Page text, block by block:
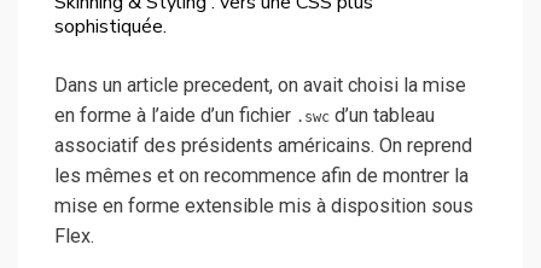
sophistiquée.
Dans un article precedent, on avait choisi la mise
en forme à l’aide d’un fichier .swc d’un tableau
associatif des présidents américains. On reprend
les mêmes et on recommence afin de montrer la
mise en forme extensible mis à disposition sous
Flex.